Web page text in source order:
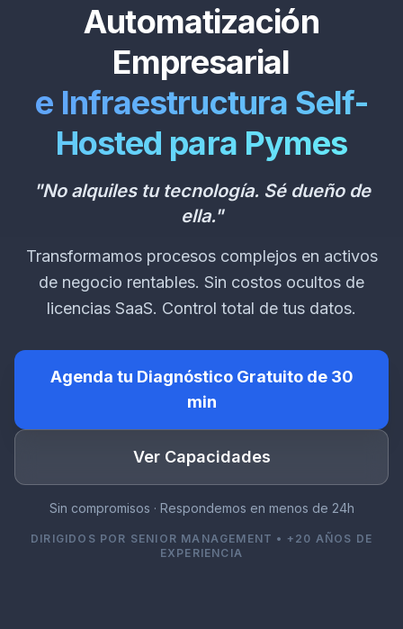
Automatización
Empresarial
e Infraestructura Self-
Hosted para Pymes
"No alquiles tu tecnología. Sé dueño de
ella."
Transformamos procesos complejos en activos
de negocio rentables. Sin costos ocultos de
licencias SaaS. Control total de tus datos.
Agenda tu Diagnóstico Gratuito de 30
min
Ver Capacidades
Sin compromisos · Respondemos en menos de 24h
DIRIGIDOS POR SENIOR MANAGEMENT • +20 AÑOS DE
EXPERIENCIA